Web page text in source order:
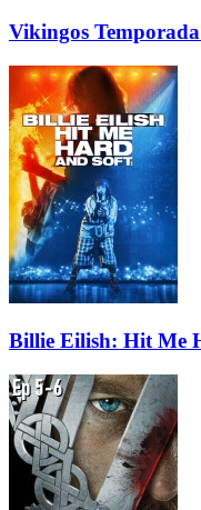
Vikingos
Billie Eilish: Hit Me